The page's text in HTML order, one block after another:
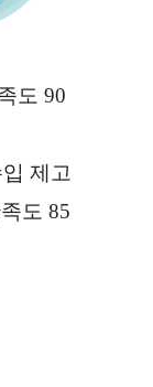
도 90
제고
도 85